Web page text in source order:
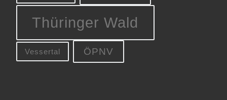
Thüringer Wald
Vessertal ÖPNV